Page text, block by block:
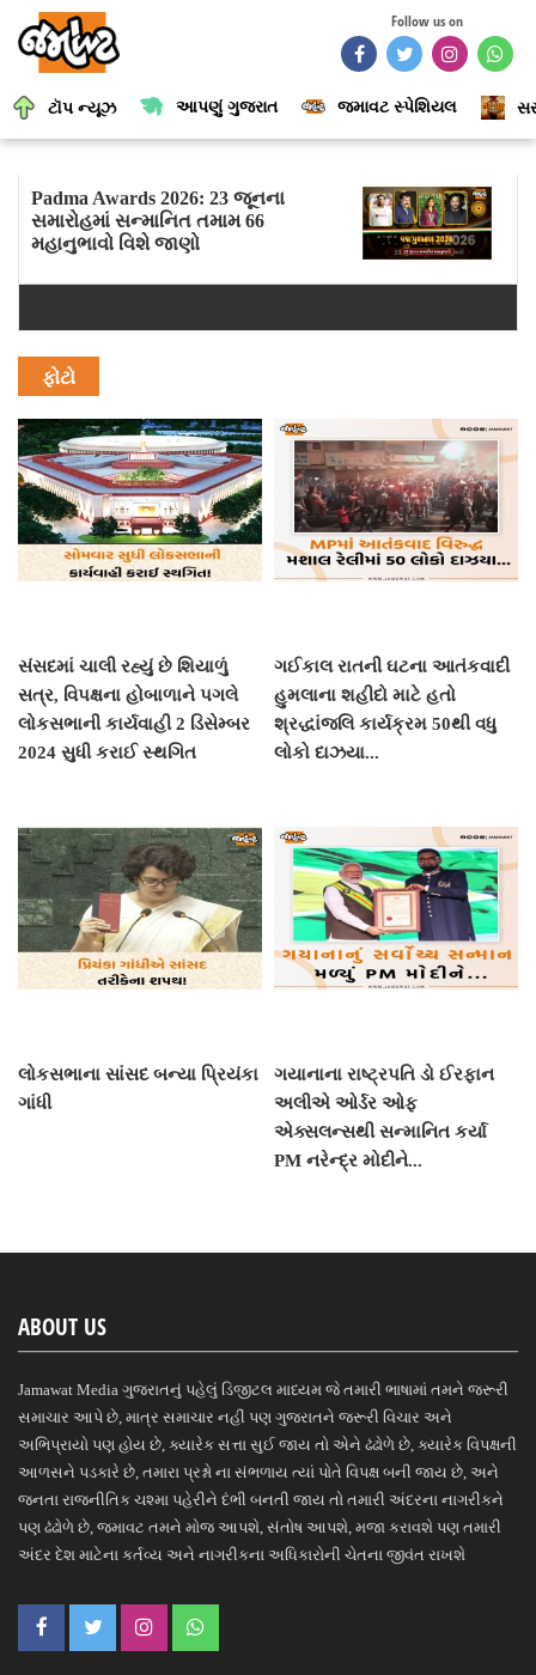
Follow us on
ટૉપ ન્યૂઝ આપણું ગુજરાત જમાવટ સ્પેશિયલ
Padma Awards 2026: 23 જૂનના
સમારોહમાં સન્માનિત તમામ 66
મહાનુભાવો વિશે જાણો
ફોટો
સંસદમાં ચાલી રહ્યું છે શિયાળું
સત્ર, વિપક્ષના હોબાળાને પગલે
લોકસભાની કાર્યવાહી 2 ડિસેમ્બર
2024 સુધી કરાઈ સ્થગિત
ગઈકાલ રાતની ઘટના આતંકવાદી
હુમલાના શહીદો માટે હતો
શ્રદ્ધાંજલિ કાર્યક્રમ 50થી વધુ
લોકો દાઝયા...
લોકસભાના સાંસદ બન્યા પ્રિયંકા
ગાંધી
ગયાનાના રાષ્ટ્રપતિ ડો ઈરફાન
અલીએ ઓર્ડર ઓફ
એક્સલન્સથી સન્માનિત કર્યા
PM નરેન્દ્ર મોદીને...
ABOUT US
Jamawat Media ગુજરાતનું પહેલું ડિજીટલ માધ્યમ જે તમારી ભાષામાં તમને જરૂરી
સમાચાર આપે છે, માત્ર સમાચાર નહીં પણ ગુજરાતને જરૂરી વિચાર અને
અભિપ્રાયો પણ હોય છે, ક્યારેક સત્તા સુઈ જાય તો એને ઢંઢોળે છે, ક્યારેક વિપક્ષની
આળસને પડકારે છે, તમારા પ્રશ્નો ના સંભળાય ત્યાં પોતે વિપક્ષ બની જાય છે, અને
જનતા રાજનીતિક ચશ્મા પહેરીને દંભી બનતી જાય તો તમારી અંદરના નાગરીકને
પણ ઢંઢોળે છે, જમાવટ તમને મોજ આપશે, સંતોષ આપશે, મજા કરાવશે પણ તમારી
અંદર દેશ માટેના કર્તવ્ય અને નાગરીકના અધિકારોની ચેતના જીવંત રાખશે